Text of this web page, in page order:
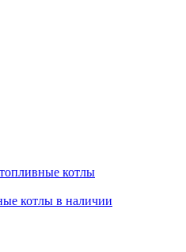
котлы
котлы в наличии